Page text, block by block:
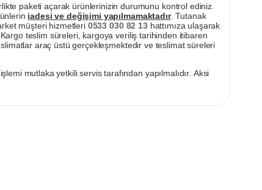
paketi açarak ürünlerinizin durumunu kontrol ediniz.
iadesi ve değişimi yapılmamaktadır. Tutanak
müşteri hizmetleri 0533 030 82 13hattımıza ulaşarak
teslim süreleri, kargoya veriliş tarihinden itibaren
araç üstü gerçekleşmektedir ve teslimat süreleri
mutlaka yetkili servis tarafından yapılmalıdır. Aksi